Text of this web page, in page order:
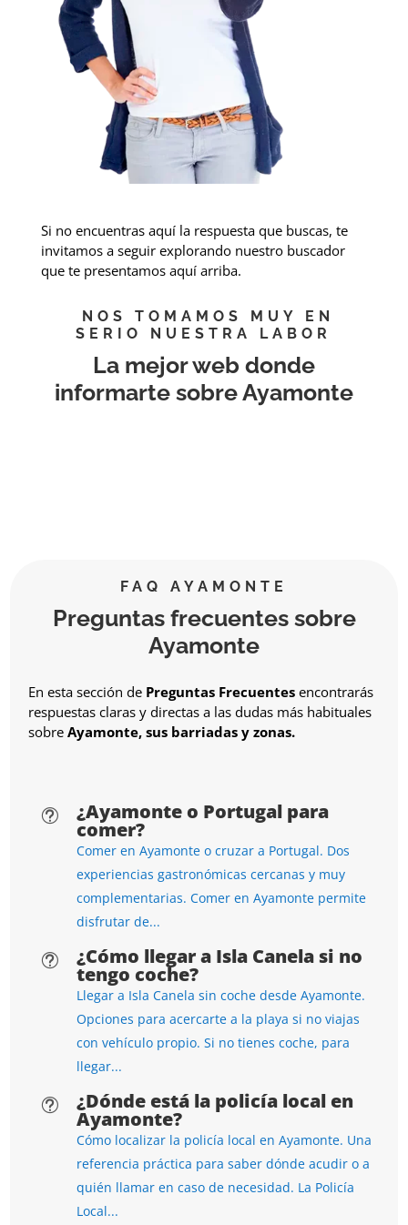
Si no encuentras aquí la respuesta que buscas, te
invitamos a seguir explorando nuestro buscador
que te presentamos aquí arriba.
NOS TOMAMOS MUY EN
SERIO NUESTRA LABOR
La mejor web donde
informarte sobre Ayamonte
FAQ AYAMONTE
Preguntas frecuentes sobre
Ayamonte
En esta sección de Preguntas Frecuentes encontrarás
respuestas claras y directas a las dudas más habituales
sobreAyamonte, sus barriadas y zonas.
t ¿Ayamonte o Portugal para
comer?
Comer en Ayamonte o cruzar a Portugal. Dos
experiencias gastronómicas cercanas y muy
complementarias. Comer en Ayamonte permite
disfrutar de...
t ¿Cómo llegar a Isla Canela si no
tengo coche?
Llegar a Isla Canela sin coche desde Ayamonte.
Opciones para acercarte a la playa si no viajas
con vehículo propio. Si no tienes coche, para
llegar...
t ¿Dónde está la policía local en
Ayamonte?
Cómo localizar la policía local en Ayamonte. Una
referencia práctica para saber dónde acudir o a
quién llamar en caso de necesidad. La Policía
Local...